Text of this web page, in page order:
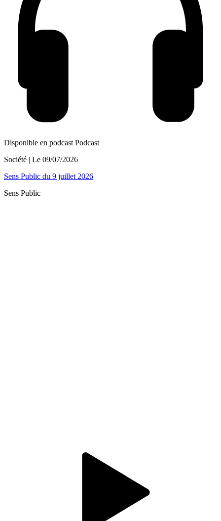
Disponible en podcast Podcast
Société | Le 09/07/2026
Sens Public du 9 juillet 2026
Sens Public